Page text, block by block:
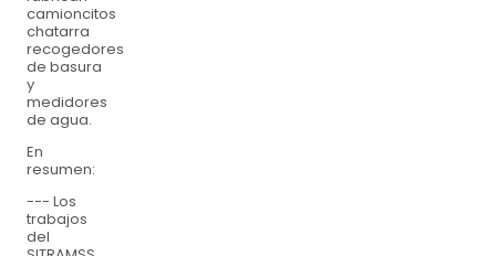
camioncitos
chatarra
recogedores
de basura
y
medidores
de agua.
En
resumen:
--- Los
trabajos
del